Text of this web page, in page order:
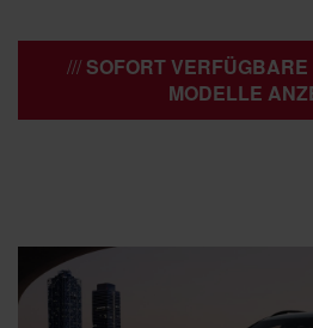
SOFORT
MODELLE